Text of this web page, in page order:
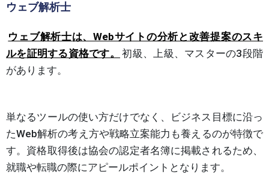
ウェブ解析士
ウェブ解析士は、Webサイトの分析と改善提案のスキ
ルを証明する資格です。
初級、上級、マスターの3段階
があります。
単なるツールの使い方だけでなく、ビジネス目標に沿っ
たWeb解析の考え方や戦略立案能力も養えるのが特徴で
す。資格取得後は協会の認定者名簿に掲載されるため、
就職や転職の際にアピールポイントとなります。